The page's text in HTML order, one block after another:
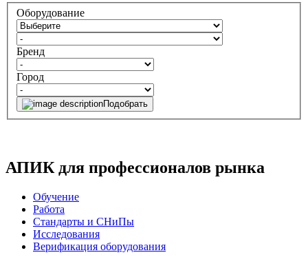
Оборудование
Бренд
Город
Подобрать
АПИК для профессионалов рынка
Обучение
Работа
Стандарты и СНиПы
Исследования
Верификация оборудования